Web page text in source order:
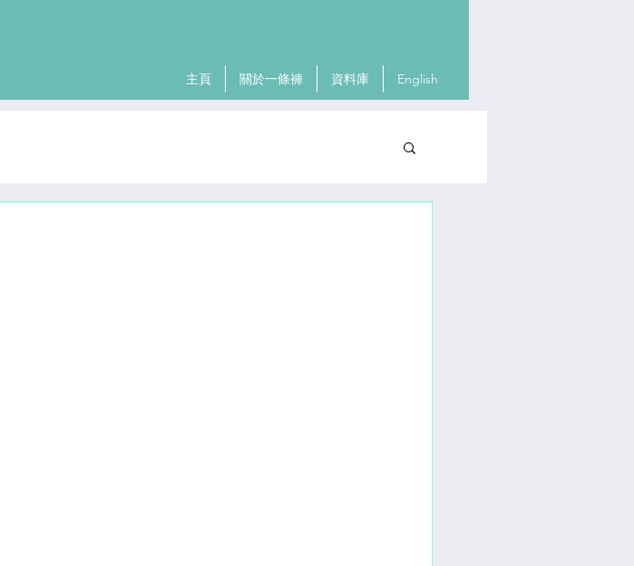
主頁 關於一條褲 資料庫 English